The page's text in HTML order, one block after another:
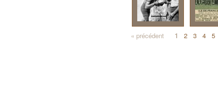
« précédent 1 2 3 4 5